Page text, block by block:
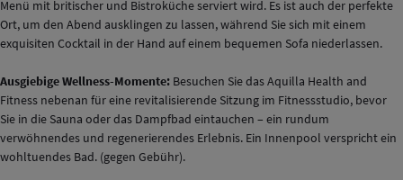
Menü mit britischer und Bistroküche serviert wird. Es ist auch der perfekte
Ort, um den Abend ausklingen zu lassen, während Sie sich mit einem
exquisiten Cocktail in der Hand auf einem bequemen Sofa niederlassen.
Ausgiebige Wellness-Momente: Besuchen Sie das Aquilla Health and
Fitness nebenan für eine revitalisierende Sitzung im Fitnessstudio, bevor
Sie in die Sauna oder das Dampfbad eintauchen – ein rundum
verwöhnendes und regenerierendes Erlebnis. Ein Innenpool verspricht ein
wohltuendes Bad. (gegen Gebühr).